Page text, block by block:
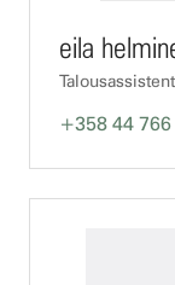
eila
+358 44